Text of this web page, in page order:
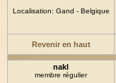
Localisation: Gand - Belgique
Revenir en haut
nakl
membre régulier